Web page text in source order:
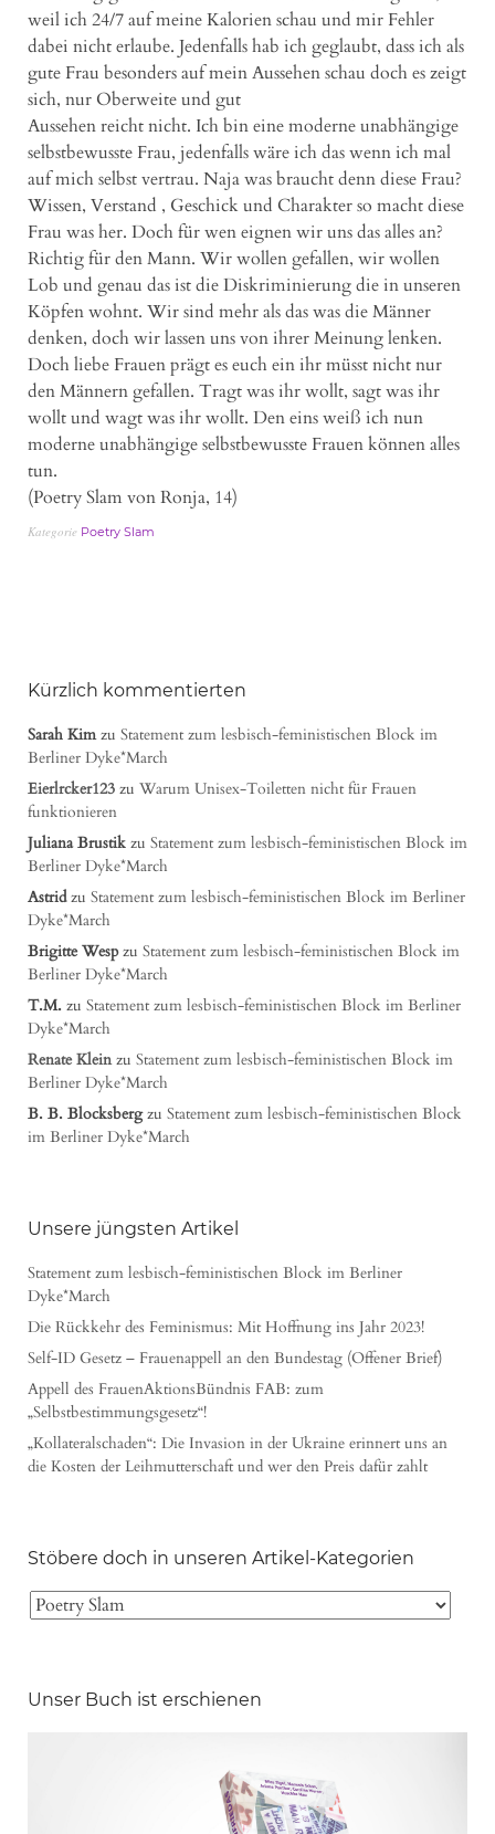
weil ich 24/7 auf meine Kalorien schau und mir Fehler
dabei nicht erlaube. Jedenfalls hab ich geglaubt, dass ich als
gute Frau besonders auf mein Aussehen schau doch es zeigt
sich, nur Oberweite und gut
Aussehen reicht nicht. Ich bin eine moderne unabhängige
selbstbewusste Frau, jedenfalls wäre ich das wenn ich mal
auf mich selbst vertrau. Naja was braucht denn diese Frau?
Wissen, Verstand , Geschick und Charakter so macht diese
Frau was her. Doch für wen eignen wir uns das alles an?
Richtig für den Mann. Wir wollen gefallen, wir wollen
Lob und genau das ist die Diskriminierung die in unseren
Köpfen wohnt. Wir sind mehr als das was die Männer
denken, doch wir lassen uns von ihrer Meinung lenken.
Doch liebe Frauen prägt es euch ein ihr müsst nicht nur
den Männern gefallen. Tragt was ihr wollt, sagt was ihr
wollt und wagt was ihr wollt. Den eins weiß ich nun
moderne unabhängige selbstbewusste Frauen können alles
tun.
(Poetry Slam von Ronja, 14)
Kategorie Poetry Slam
Kürzlich kommentierten
Sarah Kimzu Statement zum lesbisch-feministischen Block im
Berliner Dyke*March
Eierlrcker123 zu Warum Unisex-Toiletten nicht für Frauen
funktionieren
Juliana Brustik zu Statement zum lesbisch-feministischen Block im
Berliner Dyke*March
Astridzu Statement zum lesbisch-feministischen Block im Berliner
Dyke*March
Brigitte Wespzu Statement zum lesbisch-feministischen Block im
Berliner Dyke*March
T.M. zu Statement zum lesbisch-feministischen Block im Berliner
Dyke*March
Renate Kleinzu Statement zum lesbisch-feministischen Block im
Berliner Dyke*March
B. B. Blocksbergzu Statement zum lesbisch-feministischen Block
im Berliner Dyke*March
Unsere jüngsten Artikel
Statement zum lesbisch-feministischen Block im Berliner
Dyke*March
Die Rückkehr des Feminismus: Mit Hoffnung ins Jahr 2023!
Self-ID Gesetz – Frauenappell an den Bundestag (Offener Brief)
Appell des FrauenAktionsBündnis FAB: zum
„Selbstbestimmungsgesetz“!
„Kollateralschaden“: Die Invasion in der Ukraine erinnert uns an
die Kosten der Leihmutterschaft und wer den Preis dafür zahlt
Stöbere doch in unseren Artikel-Kategorien
Unser Buch ist erschienen